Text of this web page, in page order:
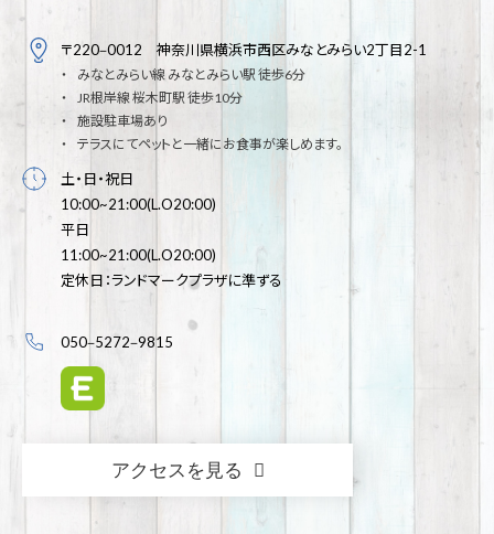
〒220‒0012 神奈川県横浜市西区みなとみらい2丁目2-1
みなとみらい線 みなとみらい駅 徒歩6分
JR根岸線 桜木町駅 徒歩10分
施設駐車場あり
テラスにてペットと一緒にお食事が楽しめます。
土・日・祝日
10:00~21:00(L.O20:00)
平日
11:00~21:00(L.O20:00)
定休日：ランドマークプラザに準ずる
050‒5272‒9815
アクセスを見る